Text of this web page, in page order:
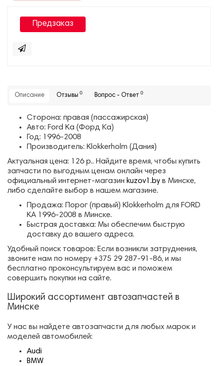
Предзаказ
Описание Отзывы 0 Вопрос - Ответ 0
Сторона: правая (пассажирская)
Авто: Ford Ka (Форд Ка)
Год: 1996-2008
Производитель: Klokkerholm (Дания)
Актуальная цена: 126 р.. Найдите время, чтобы купить
запчасти по выгодным ценам онлайн через
официальный интернет-магазин kuzov1.by в Минске,
либо сделайте выбор в нашем магазине.
Продажа: Порог (правый) Klokkerholm для FORD
KA 1996-2008 в Минске.
Быстрая доставка: Мы обеспечим быструю
доставку до вашего адреса.
Удобный поиск товаров: Если возникли затруднения,
звоните нам по номеру +375 29 287-91-86, и мы
бесплатно проконсультируем вас и поможем
совершить покупки на сайте.
Широкий ассортимент автозапчастей в
Минске
У нас вы найдете автозапчасти для любых марок и
моделей автомобилей:
Audi
BMW